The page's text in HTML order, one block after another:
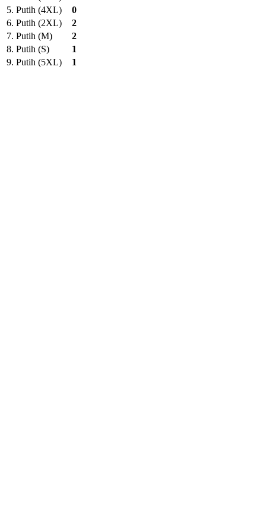
5. Putih (4XL)
0
6. Putih (2XL)
2
7. Putih (M)
2
8. Putih (S)
1
9. Putih (5XL) 1